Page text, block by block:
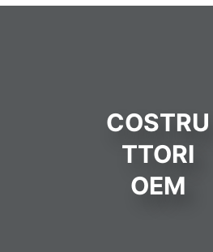
COSTRU
TTORI
OEM